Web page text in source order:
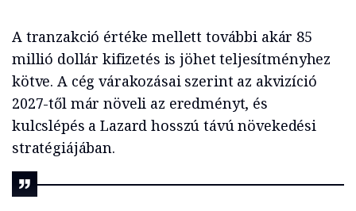
A tranzakció értéke mellett további akár 85
millió dollár kifizetés is jöhet teljesítményhez
kötve. A cég várakozásai szerint az akvizíció
2027-től már növeli az eredményt, és
kulcslépés a Lazard hosszú távú növekedési
stratégiájában.